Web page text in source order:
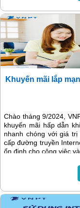
Khuyến mãi lắp
Chào tháng 9/2024,
khuyến mãi hấp dẫn
nhanh chóng với giá
cấp đường truyền
ổn định cho công việc